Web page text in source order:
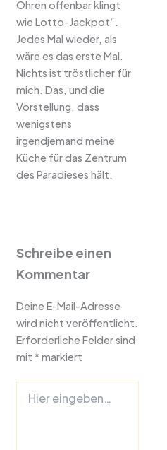
Ohren offenbar klingt
wie Lotto-Jackpot“.
Jedes Mal wieder, als
wäre es das erste Mal.
Nichts ist tröstlicher für
mich. Das, und die
Vorstellung, dass
wenigstens
irgendjemand meine
Küche für das Zentrum
des Paradieses hält.
Schreibe einen
Kommentar
Deine E-Mail-Adresse
wird nicht veröffentlicht.
Erforderliche Felder sind
mit * markiert
eingeben…